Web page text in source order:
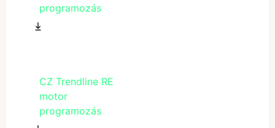
programozás
CZ Trendline RE
motor
programozás